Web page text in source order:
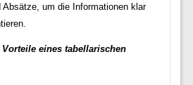
um die Informationen klar
eines tabellarischen